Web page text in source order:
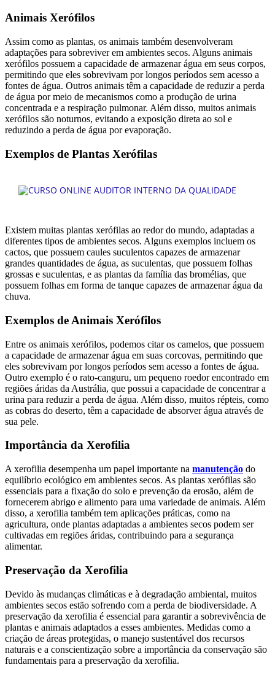
Animais Xerófilos
Assim como as plantas, os animais também desenvolveram
adaptações para sobreviver em ambientes secos. Alguns animais
xerófilos possuem a capacidade de armazenar água em seus corpos,
permitindo que eles sobrevivam por longos períodos sem acesso a
fontes de água. Outros animais têm a capacidade de reduzir a perda
de água por meio de mecanismos como a produção de urina
concentrada e a respiração pulmonar. Além disso, muitos animais
xerófilos são noturnos, evitando a exposição direta ao sol e
reduzindo a perda de água por evaporação.
Exemplos de Plantas Xerófilas
Existem muitas plantas xerófilas ao redor do mundo, adaptadas a
diferentes tipos de ambientes secos. Alguns exemplos incluem os
cactos, que possuem caules suculentos capazes de armazenar
grandes quantidades de água, as suculentas, que possuem folhas
grossas e suculentas, e as plantas da família das bromélias, que
possuem folhas em forma de tanque capazes de armazenar água da
chuva.
Exemplos de Animais Xerófilos
Entre os animais xerófilos, podemos citar os camelos, que possuem
a capacidade de armazenar água em suas corcovas, permitindo que
eles sobrevivam por longos períodos sem acesso a fontes de água.
Outro exemplo é o rato-canguru, um pequeno roedor encontrado em
regiões áridas da Austrália, que possui a capacidade de concentrar a
urina para reduzir a perda de água. Além disso, muitos répteis, como
as cobras do deserto, têm a capacidade de absorver água através de
sua pele.
Importância da Xerofilia
A xerofilia desempenha um papel importante na manutenção do
equilíbrio ecológico em ambientes secos. As plantas xerófilas são
essenciais para a fixação do solo e prevenção da erosão, além de
fornecerem abrigo e alimento para uma variedade de animais. Além
disso, a xerofilia também tem aplicações práticas, como na
agricultura, onde plantas adaptadas a ambientes secos podem ser
cultivadas em regiões áridas, contribuindo para a segurança
alimentar.
Preservação da Xerofilia
Devido às mudanças climáticas e à degradação ambiental, muitos
ambientes secos estão sofrendo com a perda de biodiversidade. A
preservação da xerofilia é essencial para garantir a sobrevivência de
plantas e animais adaptados a esses ambientes. Medidas como a
criação de áreas protegidas, o manejo sustentável dos recursos
naturais e a conscientização sobre a importância da conservação são
fundamentais para a preservação da xerofilia.